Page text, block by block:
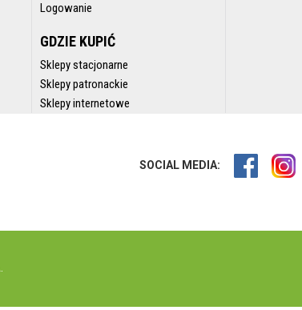
Logowanie
GDZIE KUPIĆ
Sklepy stacjonarne
Sklepy patronackie
Sklepy internetowe
SOCIAL MEDIA: